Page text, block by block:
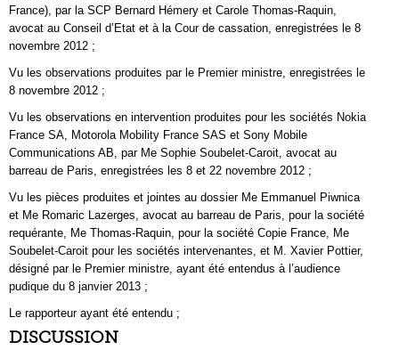
France), par la SCP Bernard Hémery et Carole Thomas-Raquin,
avocat au Conseil d’Etat et à la Cour de cassation, enregistrées le 8
novembre 2012 ;
Vu les observations produites par le Premier ministre, enregistrées le
8 novembre 2012 ;
Vu les observations en intervention produites pour les sociétés Nokia
France SA, Motorola Mobility France SAS et Sony Mobile
Communications AB, par Me Sophie Soubelet-Caroit, avocat au
barreau de Paris, enregistrées les 8 et 22 novembre 2012 ;
Vu les pièces produites et jointes au dossier Me Emmanuel Piwnica
et Me Romaric Lazerges, avocat au barreau de Paris, pour la société
requérante, Me Thomas-Raquin, pour la société Copie France, Me
Soubelet-Caroit pour les sociétés intervenantes, et M. Xavier Pottier,
désigné par le Premier ministre, ayant été entendus à l’audience
pudique du 8 janvier 2013 ;
Le rapporteur ayant été entendu ;
DISCUSSION